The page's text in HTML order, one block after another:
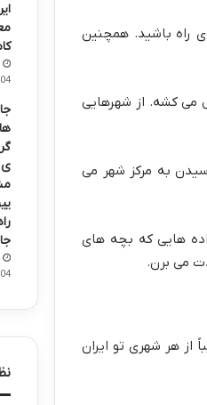
از تهران حرکت کنید، ممکنه حدود ۱۵-۱۶ ساعت توی راه باشید. همچنین
مسافت ریلیه و معمولاً ۱۵ تا ۱۶ ساعت طول می کشه. از شهرهایی
به مرکز شهر می
هایی که بچه های
می برن.
از هر شهری تو ایران
ی